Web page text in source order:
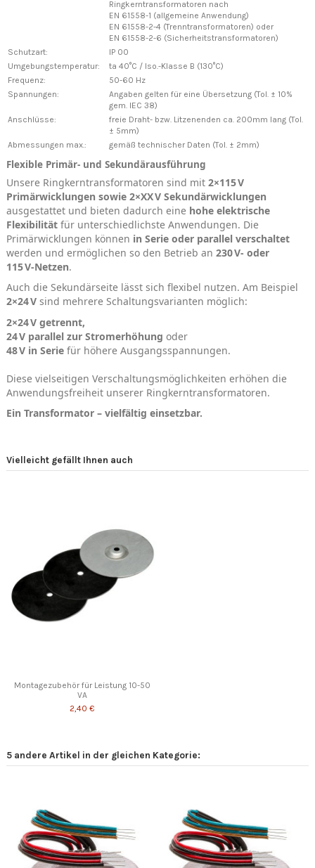
Ringkerntransformatoren nach
EN 61558-1 (allgemeine Anwendung)
EN 61558-2-4 (Trenntransformatoren) oder
EN 61558-2-6 (Sicherheitstransformatoren)
Schutzart:
IP 00
Umgebungstemperatur:
ta 40°C / Iso.-Klasse B (130°C)
Frequenz:
50-60 Hz
Spannungen:
Angaben gelten für eine Übersetzung (Tol. ± 10%
gem. IEC 38)
Anschlüsse:
freie Draht- bzw. Litzenenden ca. 200mm lang (Tol.
± 5mm)
Abmessungen max.:
gemäß technischer Daten (Tol. ± 2mm)
Flexible Primär- und Sekundärausführung
Unsere Ringkerntransformatoren sind mit 2×115 V
Primärwicklungen sowie 2×XX V Sekundärwicklungen
ausgestattet und bieten dadurch eine hohe elektrische
Flexibilität für unterschiedlichste Anwendungen. Die
Primärwicklungen können in Serie oder parallel verschaltet
werden und ermöglichen so den Betrieb an 230 V‑ oder
115 V‑Netzen.
Auch die Sekundärseite lässt sich flexibel nutzen. Am Beispiel
2×24 V sind mehrere Schaltungsvarianten möglich:
2×24 V getrennt,
24 V parallel zur Stromerhöhung oder
48 V in Serie für höhere Ausgangsspannungen.
Diese vielseitigen Verschaltungsmöglichkeiten erhöhen die
Anwendungsfreiheit unserer Ringkerntransformatoren.
Ein Transformator – vielfältig einsetzbar.
Vielleicht gefällt Ihnen auch
Montagezubehör für Leistung 10-50
VA
2,40 €
5 andere Artikel in der gleichen Kategorie: